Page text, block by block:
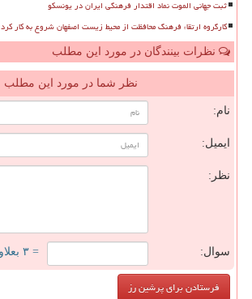
ثبت جهانی الموت نماد اقتدار فرهنگی ایران در یونسکو
کارگروه ارتقاء فرهنگ محافظت از محیط زیست اصفهان شروع به کار کرد
نظرات بینندگان در مورد این مطلب
نظر شما در مورد این مطلب
نام:
ایمیل:
نظر:
سوال: = ۳ بعلاوه ۴